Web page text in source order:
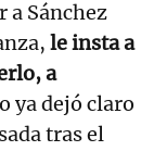
a Sánchez
le insta a
a
ya dejó claro
tras el